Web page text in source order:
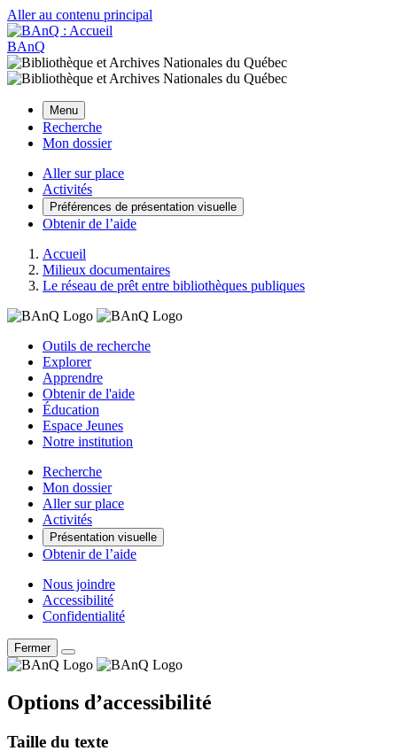
Aller au contenu principal
BAnQ
Menu
Recherche
Mon dossier
Aller sur place
Activités
Préférences de présentation visuelle
Obtenir de l’aide
Accueil
Milieux documentaires
Le réseau de prêt entre bibliothèques publiques
Outils de recherche
Explorer
Apprendre
Obtenir de l'aide
Éducation
Espace Jeunes
Notre institution
Recherche
Mon dossier
Aller sur place
Activités
Présentation visuelle
Obtenir de l’aide
Nous joindre
Accessibilité
Confidentialité
Fermer
Options d’accessibilité
Taille du texte